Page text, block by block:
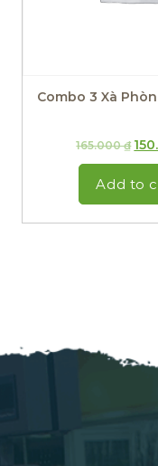
Combo 3 Xà
165.000₫
Add to